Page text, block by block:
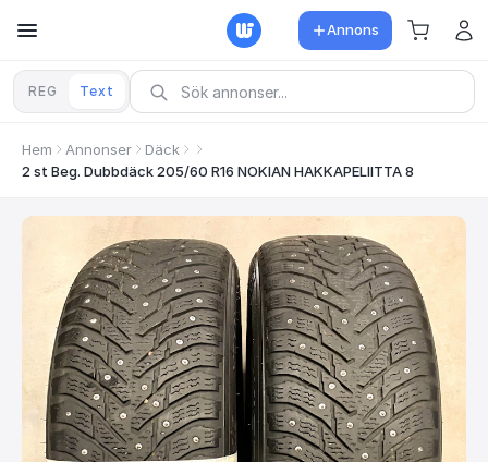
Annons
REG Text
Hem Annonser
Däck
2 st Beg. Dubbdäck 205/60 R16 NOKIAN HAKKAPELIITTA 8